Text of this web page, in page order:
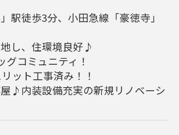
駅徒歩3分、小田急線「豪徳寺」
し、住環境良好♪
グコミュニティ！
ット工事済み！！
♪内装設備充実の新規リノベーシ